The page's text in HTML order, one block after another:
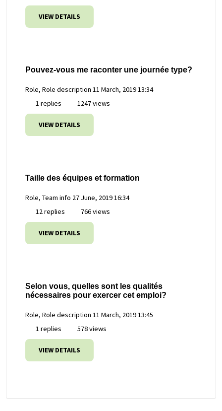
VIEW DETAILS
Pouvez-vous me raconter une journée type?
Role, Role description 11 March, 2019 13:34
1 replies
1247 views
VIEW DETAILS
Taille des équipes et formation
Role, Team info 27 June, 2019 16:34
12 replies
766 views
VIEW DETAILS
Selon vous, quelles sont les qualités
nécessaires pour exercer cet emploi?
Role, Role description 11 March, 2019 13:45
1 replies
578 views
VIEW DETAILS